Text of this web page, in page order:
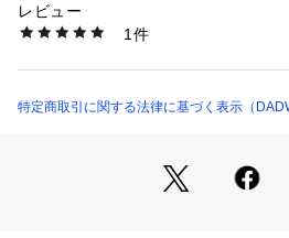
通気の良い素材。
細やかな織りが特徴で、ムレを防ぎ
反射を抑え、まるでママのおなかの
赤ちゃんのお肌に優しく、使うたび
洗濯：■洗濯機で洗えます。
■タンブラー乾燥はお避けください。
商品番号：1840000001801 （モール）
レビュー
1件
特定商取引に関する法律に基づく表示（